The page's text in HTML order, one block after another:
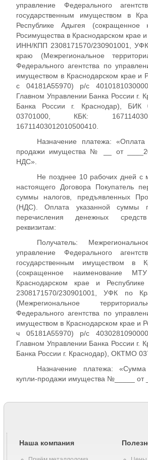
управление Федерального
государственным имуществом в
Республике Адыгея
Росимущества в Краснодарском крае
ИНН/КПП 2308171570/230901001,
краю (Межрегиональное
Федерального агентства по
имуществом в Краснодарском крае и
с 04181А55970) р/с
Главном Управлении Банка России г.
Банка России г. Краснодар),
03701000, КБК:
16711403012010500410.
Назначение платежа:
продажи имущества № __ от
НДС».
Не позднее 10 рабочих дней с
настоящего Договора Покупатель
суммы налогов, предъявленных
(НДС). Оплата указанной суммы
перечисления денежных
реквизитам:
Получатель:
управление Федерального
государственным имуществом в
(сокращенное наименование
Краснодарском крае и
2308171570/230901001, УФК по
(Межрегиональное
Федерального агентства по
имуществом в Краснодарском крае и
ч 05181А55970) р/с
Главном Управлении Банка России г.
Банка России г. Краснодар), ОКТМО
Назначение платежа:
купли-продажи имущества №_____ от
Наша компания